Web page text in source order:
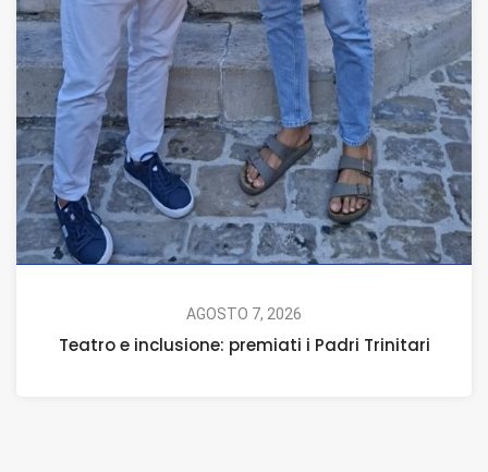
AGOSTO 7, 2026
Teatro e inclusione: premiati i Padri Trinitari